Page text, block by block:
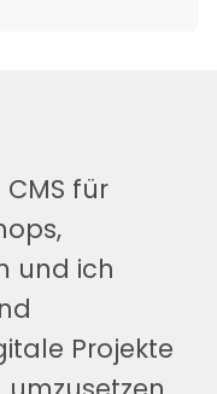
für
und ich
Projekte